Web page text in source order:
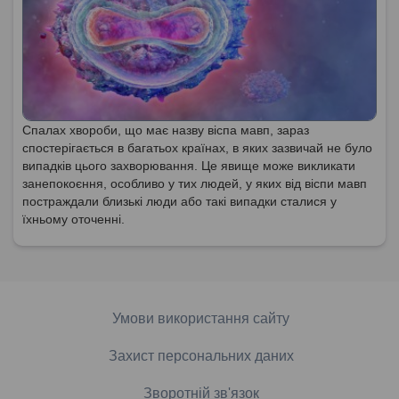
Спалах хвороби, що має назву віспа мавп, зараз
спостерігається в багатьох країнах, в яких зазвичай не було
випадків цього захворювання. Це явище може викликати
занепокоєння, особливо у тих людей, у яких від віспи мавп
постраждали близькі люди або такі випадки сталися у
їхньому оточенні.
Умови використання сайту
Захист персональних даних
Зворотній зв'язок